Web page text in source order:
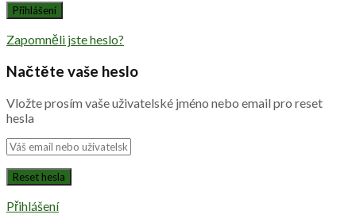
Zapomněli jste heslo?
Načtěte vaše heslo
Vložte prosím vaše uživatelské jméno nebo email pro reset
hesla
Přihlášení